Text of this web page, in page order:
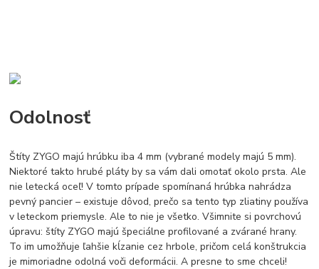
Odolnosť
Štíty ZYGO majú hrúbku iba 4 mm (vybrané modely majú 5 mm).
Niektoré takto hrubé pláty by sa vám dali omotať okolo prsta. Ale
nie letecká oceľ! V tomto prípade spomínaná hrúbka nahrádza
pevný pancier – existuje dôvod, prečo sa tento typ zliatiny používa
v leteckom priemysle. Ale to nie je všetko. Všimnite si povrchovú
úpravu: štíty ZYGO majú špeciálne profilované a zvárané hrany.
To im umožňuje ľahšie kĺzanie cez hrbole, pričom celá konštrukcia
je mimoriadne odolná voči deformácii. A presne to sme chceli!